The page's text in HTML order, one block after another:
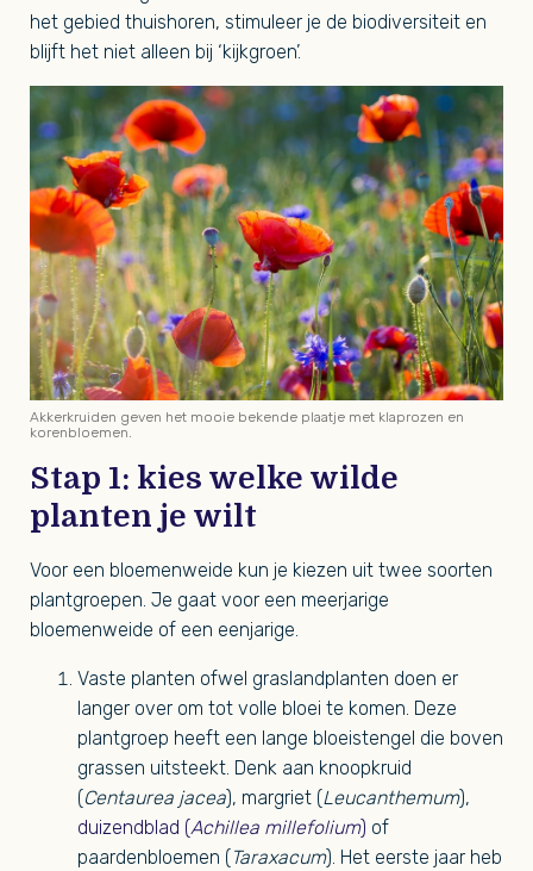
het gebied thuishoren, stimuleer je de biodiversiteit en
blijft het niet alleen bij ‘kijkgroen’.
Akkerkruiden geven het mooie bekende plaatje met klaprozen en
korenbloemen.
Stap 1: kies welke wilde
planten je wilt
Voor een bloemenweide kun je kiezen uit twee soorten
plantgroepen. Je gaat voor een meerjarige
bloemenweide of een eenjarige.
Vaste planten ofwel graslandplanten doen er
langer over om tot volle bloei te komen. Deze
plantgroep heeft een lange bloeistengel die boven
grassen uitsteekt. Denk aan knoopkruid
(Centaurea jacea), margriet (Leucanthemum),
duizendblad (Achillea millefolium) of
paardenbloemen ( Taraxacum). Het eerste jaar heb